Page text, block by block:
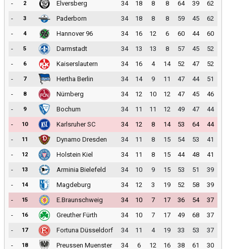
-
2 Elversberg 34 18 8 8 64 39
62
-
3 Paderborn 34 18 8 8 59 45
62
-
4 Hannover 96 34 16 12 6 60 44
60
-
5 Darmstadt 34 13 13 8 57 45
52
-
6 Kaiserslautern 34 16 4 14 52 47
52
-
7 Hertha Berlin 34 14 9 11 47 44
51
-
8 Nürnberg 34 12 10 12 47 45
46
-
9 Bochum 34 11 11 12 49 47
44
-
10 Karlsruher SC 34 12 8 14 53 64
44
-
11 Dynamo Dresden 34 11 8 15 54 53
41
-
12 Holstein Kiel 34 11 8 15 44 48
41
-
13 Arminia Bielefeld 34 10 9 15 53 51
39
-
14 Magdeburg 34 12 3 19 52 58
39
-
15 E.Braunschweig 34 10 7 17 36 54
37
-
16 Greuther Fürth 34 10 7 17 49 68
37
-
17 Fortuna Düsseldorf 34 11 4 19 33 53
37
-
18 Preussen Muenster 34 6 12 16 38 61 30